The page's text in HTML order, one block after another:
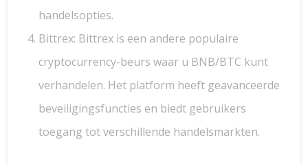
handelsopties.
Bittrex: Bittrex is een andere populaire
cryptocurrency-beurs waar u BNB/BTC kunt
verhandelen. Het platform heeft geavanceerde
beveiligingsfuncties en biedt gebruikers
toegang tot verschillende handelsmarkten.